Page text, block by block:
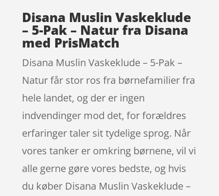
Disana Muslin Vaskeklude
– 5-Pak – Natur fra Disana
med PrisMatch
Disana Muslin Vaskeklude – 5-Pak –
Natur får stor ros fra børnefamilier fra
hele landet, og der er ingen
indvendinger mod det, for forældres
erfaringer taler sit tydelige sprog. Når
vores tanker er omkring børnene, vil vi
alle gerne gøre vores bedste, og hvis
du køber Disana Muslin Vaskeklude –